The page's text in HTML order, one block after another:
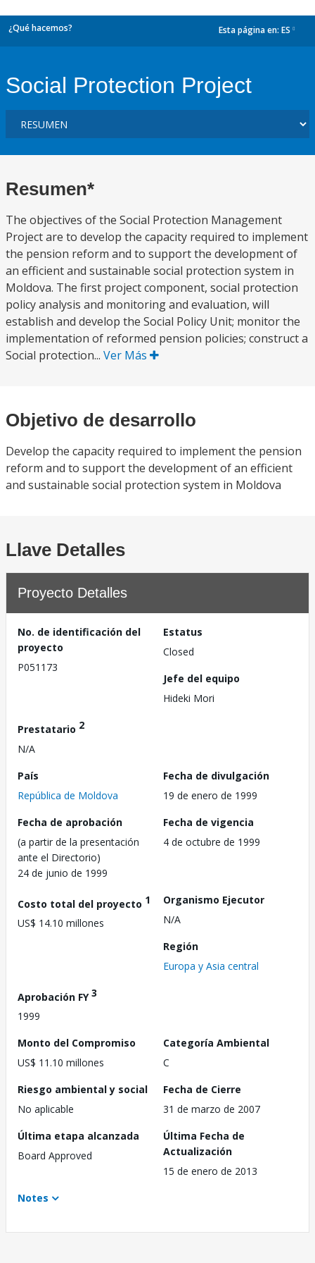
¿Qué hacemos? Esta página en: ES
Social Protection Project
Resumen*
The objectives of the Social Protection Management
Project are to develop the capacity required to implement
the pension reform and to support the development of
an efficient and sustainable social protection system in
Moldova. The first project component, social protection
policy analysis and monitoring and evaluation, will
establish and develop the Social Policy Unit; monitor the
implementation of reformed pension policies; construct a
Social protection... Ver Más
Objetivo de desarrollo
Develop the capacity required to implement the pension
reform and to support the development of an efficient
and sustainable social protection system in Moldova
Llave Detalles
Proyecto Detalles
No. de identificación del
proyecto
P051173
Estatus
Closed
Jefe del equipo
Hideki Mori
Prestatario 2
N/A
País
República de Moldova
Fecha de divulgación
19 de enero de 1999
Fecha de aprobación
(a partir de la presentación
ante el Directorio)
24 de junio de 1999
Fecha de vigencia
4 de octubre de 1999
Costo total del proyecto 1
US$ 14.10 millones
Organismo Ejecutor
N/A
Región
Europa y Asia central
Aprobación FY3
1999
Monto del Compromiso
US$ 11.10 millones
Categoría Ambiental
C
Riesgo ambiental y social
No aplicable
Fecha de Cierre
31 de marzo de 2007
Última etapa alcanzada
Board Approved
Última Fecha de
Actualización
15 de enero de 2013
Notes